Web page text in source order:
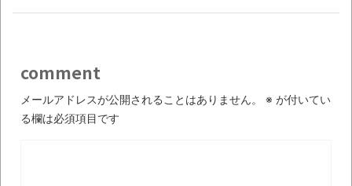
ブログお引越しのお知らせ
まるで親子のような子猫とシェパード
【極画像】名古屋の地下鉄
comment
メールアドレスが公開されることはありません。 ※ が付いてい
る欄は必須項目です